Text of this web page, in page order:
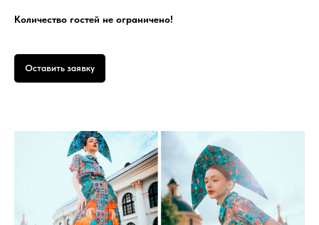
Количество гостей не ограничено!
Оставить заявку